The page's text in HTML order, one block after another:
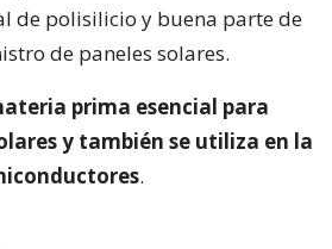
de polisilicio y buena parte de
de paneles solares.
prima esencial para
y también se utiliza en la
.